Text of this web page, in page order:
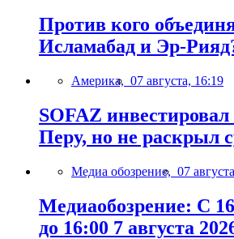
Против кого
Исламабад и Эр-
Америка, 07 августа, 16:19
SOFAZ инвестировал
Перу, но не раскрыл
Медиа обозрение, 07
Медиаобозрение: С
до 16:00 7 августа